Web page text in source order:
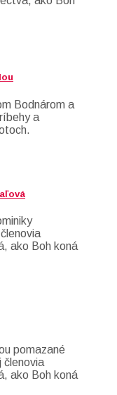
Bodnárom a
a
ako Boh koná
pomazané
členovia
ako Boh koná